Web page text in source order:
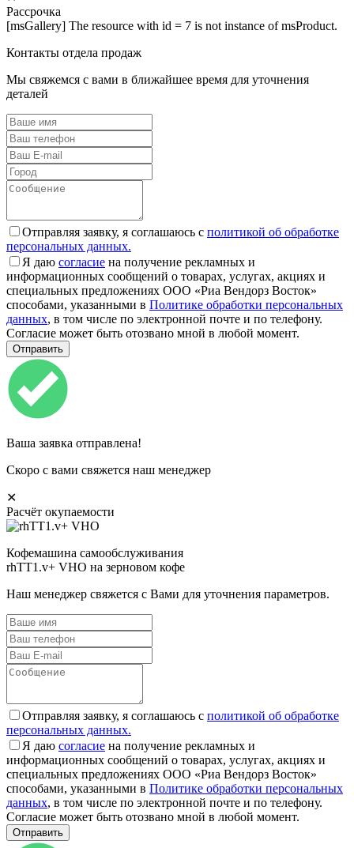
Рассрочка
[msGallery] The resource with id = 7 is not instance of msProduct.
Контакты отдела продаж
Мы свяжемся с вами в ближайшее время для уточнения
деталей
Отправляя заявку, я соглашаюсь с политикой об обработке
персональных данных.
Я даю согласие на получение рекламных и
информационных сообщений о товарах, услугах, акциях и
специальных предложениях ООО «Риа Вендорз Восток»
способами, указанными в Политике обработки персональных
данных, в том числе по электронной почте и по телефону.
Согласие может быть отозвано мной в любой момент.
Ваша заявка отправлена!
Скоро с вами свяжется наш менеджер
✕
Расчёт окупаемости
Кофемашина самообслуживания
rhTT1.v+ VHO на зерновом кофе
Наш менеджер свяжется с Вами для уточнения параметров.
Отправляя заявку, я соглашаюсь с политикой об обработке
персональных данных.
Я даю согласие на получение рекламных и
информационных сообщений о товарах, услугах, акциях и
специальных предложениях ООО «Риа Вендорз Восток»
способами, указанными в Политике обработки персональных
данных, в том числе по электронной почте и по телефону.
Согласие может быть отозвано мной в любой момент.